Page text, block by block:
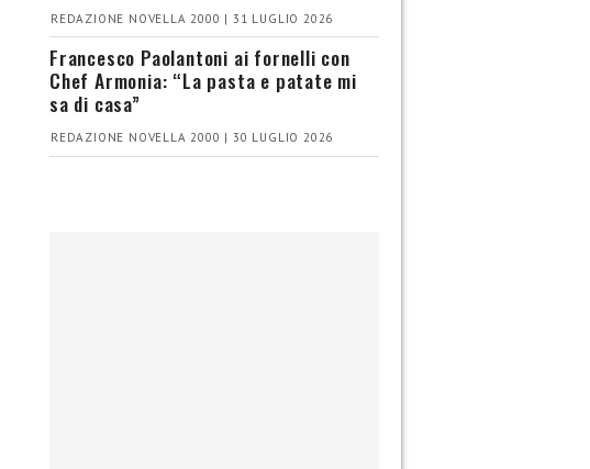
REDAZIONE NOVELLA 2000 | 31 LUGLIO 2026
Francesco Paolantoni ai fornelli con
Chef Armonia: “La pasta e patate mi
sa di casa”
REDAZIONE NOVELLA 2000 | 30 LUGLIO 2026